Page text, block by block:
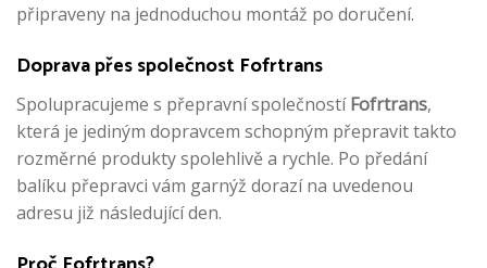
připraveny na jednoduchou montáž po doručení.
Doprava přes společnost Fofrtrans
Spolupracujeme s přepravní společnostíFofrtrans,
která je jediným dopravcem schopným přepravit takto
rozměrné produkty spolehlivě a rychle. Po předání
balíku přepravci vám garnýž dorazí na uvedenou
adresu již následující den.